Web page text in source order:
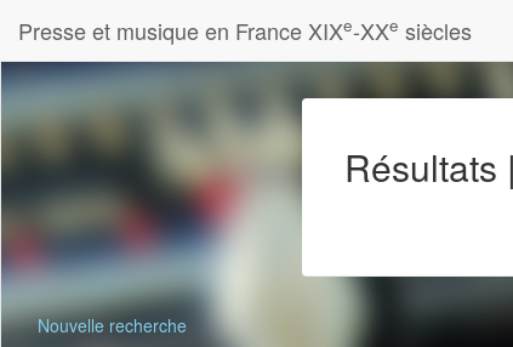
Presse et musique en France XIXe-XXe siècles
Résultats
Nouvelle recherche